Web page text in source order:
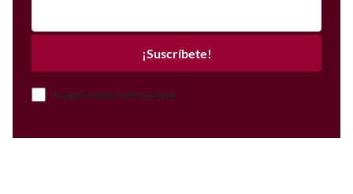
¡Suscríbete!
Acepto el Aviso de Privacidad